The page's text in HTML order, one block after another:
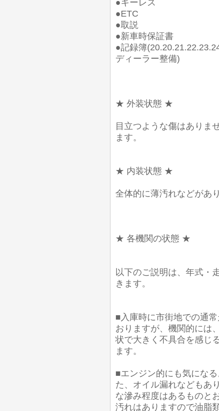
●キーレス
●ETC
●取説
●新車時保証書
●記録簿
ディーラー整備)
★ 外装状態 ★
目立つような傷はありま
ます。
★ 内装状態 ★
全体的に薄汚れなどがあ
★ 各機関の状態 ★
以下のご説明は、年式・
きます。
■入庫時に市街地での通
おりますが、機関的には
状で大きく不具合を感じ
ます。
■エンジン的にも気にな
た、オイル漏れなどもあ
な滲み程度はあるものと
汚れはありますので油脂